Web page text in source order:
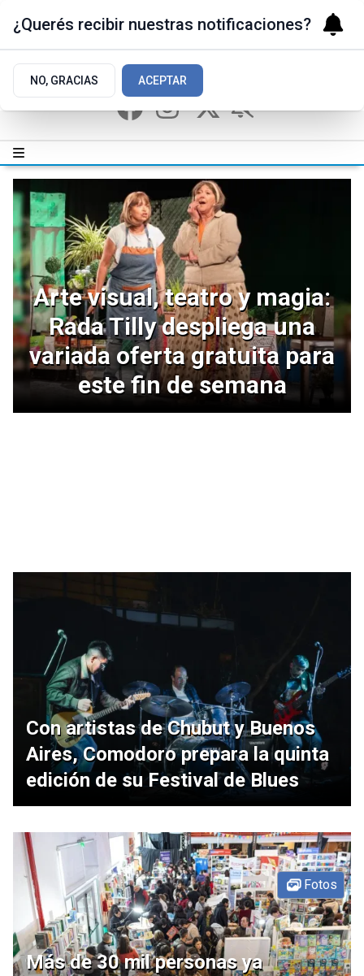
Arte visual, teatro y magia:
Rada Tilly despliega una
variada oferta gratuita para
este fin de semana
Con artistas de Chubut y Buenos
Aires, Comodoro prepara la quinta
edición de su Festival de Blues
Más de 30 mil personas ya
Fotos
¿Querés recibir nuestras notificaciones?
NO, GRACIAS ACEPTAR